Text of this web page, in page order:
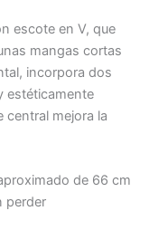
escote en V, que
mangas cortas
incorpora dos
estéticamente
central mejora la
de 66 cm
perder